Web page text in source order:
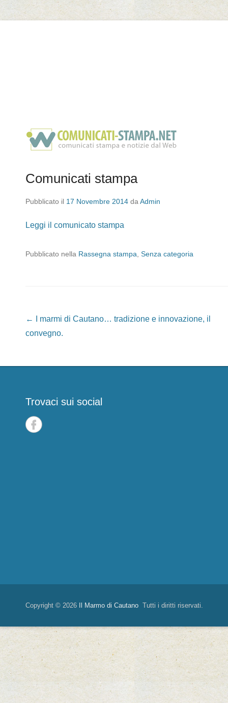
Comunicati stampa
Pubblicato il 17 Novembre 2014 da Admin
Leggi il comunicato stampa
Pubblicato nella Rassegna stampa Senza categoria
Navigazione articoli
←
I marmi di Cautano… tradizione e innovazione, il
convegno.
Trovaci sui social
Copyright © 2026 Il Marmo di Cautano Tutti i diritti riservati.